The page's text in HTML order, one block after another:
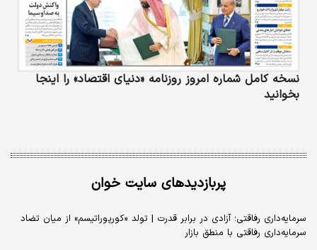
نسخه کامل شماره امروز روزنامه «دنیای‌ اقتصاد» را اینجا
بخوانید
پربازدیدهای سایت خوان
سرمایه‌داری رفاقتی؛ آزادی در برابر قدرت | تولد «کورپوراتیسم» از میان تضاد
سرمایه‌داری رفاقتی با منطق بازار